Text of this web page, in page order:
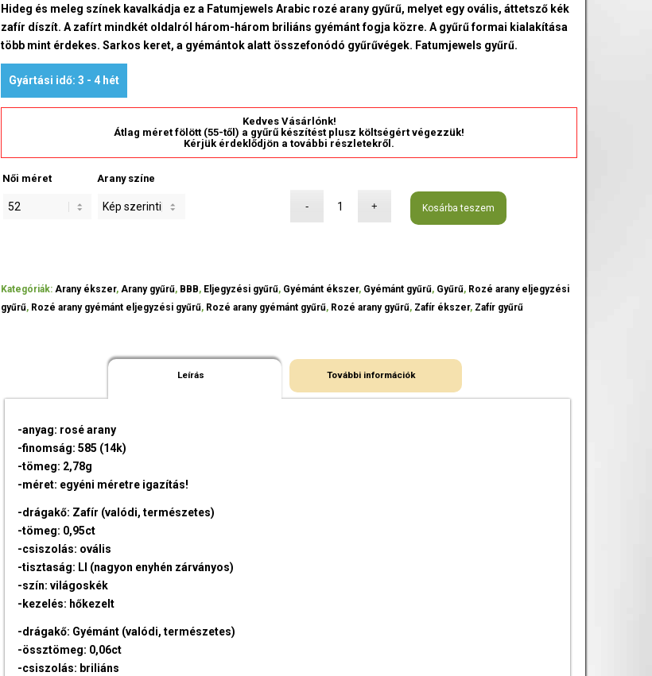
Hideg és meleg színek kavalkádja ez a Fatumjewels Arabic rozé arany gyűrű, melyet egy ovális, áttetsző kék
zafír díszít. A zafírt mindkét oldalról három-három briliáns gyémánt fogja közre. A gyűrű formai kialakítása
több mint érdekes. Sarkos keret, a gyémántok alatt összefonódó gyűrűvégek. Fatumjewels gyűrű.
Gyártási idő: 3 - 4 hét
Kedves Vásárlónk!
Átlag méret fölött (55-től) a gyűrű készítést plusz költségért végezzük!
Kérjük érdeklődjön a további részletekről.
Női méret Arany színe
Kosárba teszem
Kategóriák:Arany ékszer,Arany gyűrű, BBB, Eljegyzési gyűrű, Gyémánt ékszer, Gyémánt gyűrű, Gyűrű, Rozé arany eljegyzési
gyűrű, Rozé arany gyémánt eljegyzési gyűrű, Rozé arany gyémánt gyűrű, Rozé arany gyűrű, Zafír ékszer, Zafír gyűrű
Leírás További információk
-anyag: rosé arany
-finomság: 585 (14k)
-tömeg: 2,78g
-méret: egyéni méretre igazítás!
-drágakő: Zafír (valódi, természetes)
-tömeg: 0,95ct
-csiszolás: ovális
-tisztaság: LI (nagyon enyhén zárványos)
-szín: világoskék
-kezelés: hőkezelt
-drágakő: Gyémánt (valódi, természetes)
-össztömeg: 0,06ct
-csiszolás: briliáns